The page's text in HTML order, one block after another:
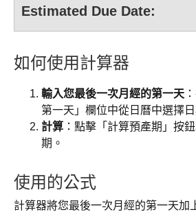
Estimated Due Date:
如何使用計算器
輸入您最後一次月經的第一天
第一天」欄位中從日曆中選擇日
計算 ：點擊「計算預產期」按
期。
使用的公式
計算器將您最後一次月經的第一天加